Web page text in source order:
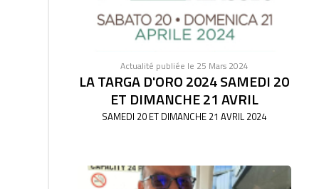
Actualité publiée le 25 Mars 2024
LA TARGA D'ORO 2024 SAMEDI 20
ET DIMANCHE 21 AVRIL
SAMEDI 20 ET DIMANCHE 21 AVRIL 2024